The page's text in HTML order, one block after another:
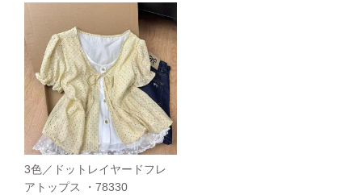
3色／ドットレイヤードフレ
アトップス ・78330